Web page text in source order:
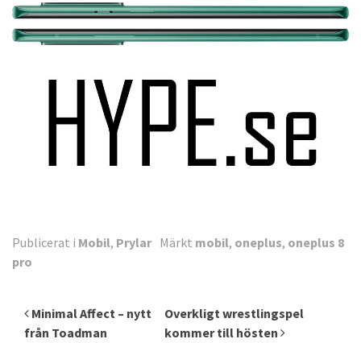
Publicerat i Mobil, Prylar Märkt mobil, oneplus, oneplus 8
pro
Inläggsnavigering
Minimal Affect – nytt
från Toadman
Overkligt wrestlingspel
kommer till hösten